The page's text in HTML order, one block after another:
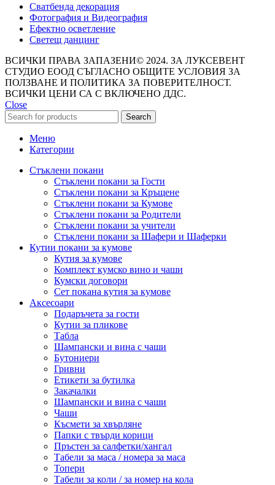
Сватбенда декорация
Фотография и Видеография
Ефектно осветление
Светещ данцинг
ВСИЧКИ ПРАВА ЗАПАЗЕНИ© 2024. ЗА ЛУКСЕВЕНТ
СТУДИО ЕООД СЪГЛАСНО ОБЩИТЕ УСЛОВИЯ ЗА
ПОЛЗВАНЕ И ПОЛИТИКА ЗА ПОВЕРИТЕЛНОСТ.
ВСИЧКИ ЦЕНИ СА С ВКЛЮЧЕНО ДДС.
Close
Search
Меню
Категории
Стъклени покани
Стъклени покани за Гости
Стъклени покани за Кръщене
Стъклени покани за Кумове
Стъклени покани за Родители
Стъклени покани за учители
Стъклени покани за Шафери и Шаферки
Кутии покани за кумове
Кутия за кумове
Комплект кумско вино и чаши
Кумски договори
Сет покана кутия за кумове
Аксесоари
Подаръчета за гости
Кутии за пликове
Табла
Шампански и вина с чаши
Бутониери
Гривни
Етикети за бутилка
Закачалки
Шампански и вина с чаши
Чаши
Късмети за хвърляне
Папки с твърди корици
Пръстен за салфетки/хангал
Табели за маса / номера за маса
Топери
Табели за коли / за номер на кола